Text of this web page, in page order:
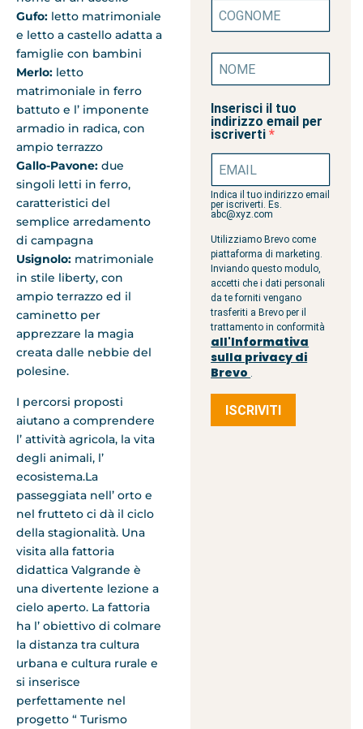
Gufo: letto matrimoniale
e letto a castello adatta a
famiglie con bambini
Merlo: letto
matrimoniale in ferro
battuto e l’ imponente
armadio in radica, con
ampio terrazzo
Gallo-Pavone: due
singoli letti in ferro,
caratteristici del
semplice arredamento
di campagna
Usignolo: matrimoniale
in stile liberty, con
ampio terrazzo ed il
caminetto per
apprezzare la magia
creata dalle nebbie del
polesine.
I percorsi proposti
aiutano a comprendere
l’ attività agricola, la vita
degli animali, l’
ecosistema.La
passeggiata nell’ orto e
nel frutteto ci dà il ciclo
della stagionalità. Una
visita alla fattoria
didattica Valgrande è
una divertente lezione a
cielo aperto. La fattoria
ha l’ obiettivo di colmare
la distanza tra cultura
urbana e cultura rurale e
si inserisce
perfettamente nel
progetto “ Turismo
Inserisci il tuo
indirizzo email per
iscriverti
Indica il tuo indirizzo email
per iscriverti. Es.
abc@xyz.com
Utilizziamo Brevo come
piattaforma di marketing.
Inviando questo modulo,
accetti che i dati personali
da te forniti vengano
trasferiti a Brevo per il
trattamento in conformità
all'Informativa
sulla privacy di
Brevo .
ISCRIVITI